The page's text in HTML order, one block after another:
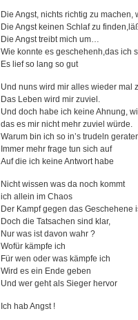
Die Angst, nichts richtig zu machen,
Die Angst keinen Schlaf zu
Die Angst treibt mich um…
Wie konnte es geschehenh,das ich
Es lief so lang so gut
Und nuns wird mir alles wieder mal
Das Leben wird mir zuviel.
Und doch habe ich keine Ahnung,
das es mir nicht mehr zuviel würde.
Warum bin ich so in’s trudeln
Immer mehr frage tun sich auf
Auf die ich keine Antwort habe
Nicht wissen was da noch kommt
ich allein im Chaos
Der Kampf gegen das Geschehene
Doch die Tatsachen sind klar,
Nur was ist davon wahr ?
Wofür kämpfe ich
Für wen oder was kämpfe ich
Wird es ein Ende geben
Und wer geht als Sieger hervor
Ich hab Angst !